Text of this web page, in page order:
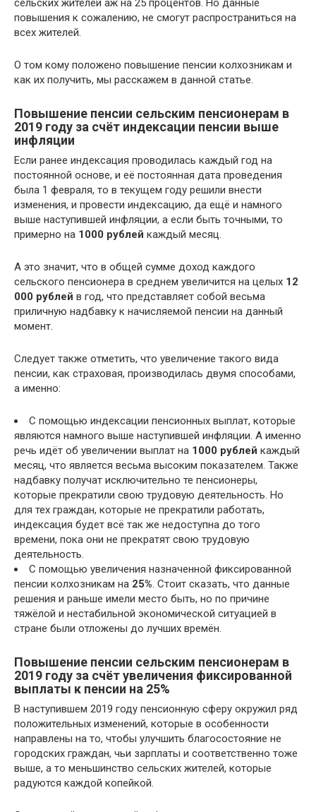
сельских жителей аж на 25 процентов. Но данные
повышения к сожалению, не смогут распространиться на
всех жителей.
О том кому положено повышение пенсии колхозникам и
как их получить, мы расскажем в данной статье.
Повышение пенсии сельским пенсионерам в
2019 году за счёт индексации пенсии выше
инфляции
Если ранее индексация проводилась каждый год на
постоянной основе, и её постоянная дата проведения
была 1 февраля, то в текущем году решили внести
изменения, и провести индексацию, да ещё и намного
выше наступившей инфляции, а если быть точными, то
примерно на 1000 рублей каждый месяц.
А это значит, что в общей сумме доход каждого
сельского пенсионера в среднем увеличится на целых 12
000 рублей в год, что представляет собой весьма
приличную надбавку к начисляемой пенсии на данный
момент.
Следует также отметить, что увеличение такого вида
пенсии, как страховая, производилась двумя способами,
а именно:
С помощью индексации пенсионных выплат, которые
являются намного выше наступившей инфляции. А именно
речь идёт об увеличении выплат на 1000 рублей каждый
месяц, что является весьма высоким показателем. Также
надбавку получат исключительно те пенсионеры,
которые прекратили свою трудовую деятельность. Но
для тех граждан, которые не прекратили работать,
индексация будет всё так же недоступна до того
времени, пока они не прекратят свою трудовую
деятельность.
С помощью увеличения назначенной фиксированной
пенсии колхозникам на 25%. Стоит сказать, что данные
решения и раньше имели место быть, но по причине
тяжёлой и нестабильной экономической ситуацией в
стране были отложены до лучших времён.
Повышение пенсии сельским пенсионерам в
2019 году за счёт увеличения фиксированной
выплаты к пенсии на 25%
В наступившем 2019 году пенсионную сферу окружил ряд
положительных изменений, которые в особенности
направлены на то, чтобы улучшить благосостояние не
городских граждан, чьи зарплаты и соответственно тоже
выше, а то меньшинство сельских жителей, которые
радуются каждой копейкой.